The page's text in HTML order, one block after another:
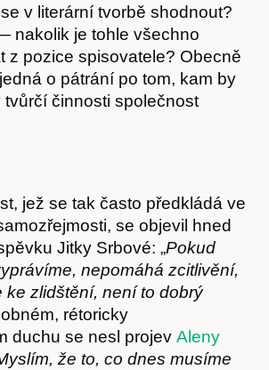
v literární tvorbě shodnout?
nakolik je tohle všechno
z pozice spisovatele? Obecně
o pátrání po tom, kam by
tvůrčí činnosti společnost
jež se tak často předkládá ve
se objevil hned
Jitky Srbové: „Pokud
nepomáhá zcitlivění,
ke zlidštění, není to dobrý
rétoricky
duchu se nesl projev Aleny
že to, co dnes musíme